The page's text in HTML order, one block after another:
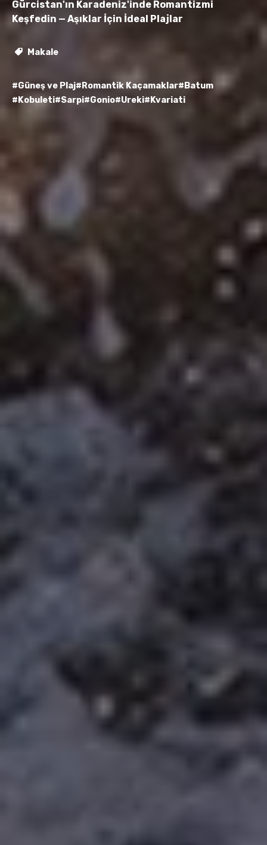
Gürcistan'ın Karadeniz'inde Romantizmi
Keşfedin — Aşıklar İçin İdeal Plajlar
Makale
#Güneş ve Plaj#Romantik Kaçamaklar#Batum
#Kobuleti#Sarpi#Gonio#Ureki#Kvariati